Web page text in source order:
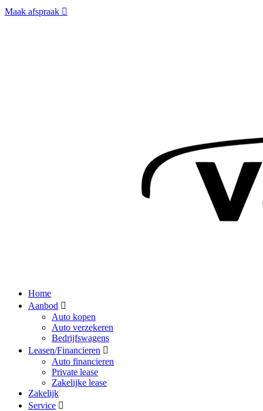
Maak afspraak
Home
Aanbod
Auto kopen
Auto verzekeren
Bedrijfswagens
Leasen/Financieren
Auto financieren
Private lease
Zakelijke lease
Zakelijk
Service